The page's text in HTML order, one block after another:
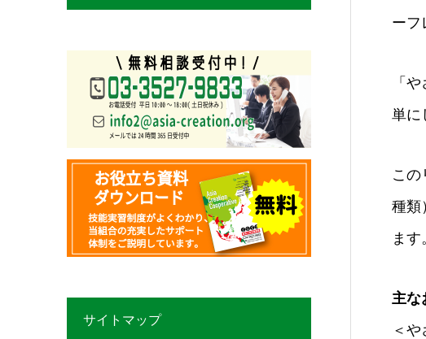
ーフ
「
単に
この
種類
ます
主な
＜
サイトマップ